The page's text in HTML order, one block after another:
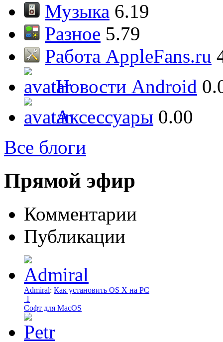
Музыка 6.19
Разное 5.79
Работа AppleFans.ru
Новости Android
Аксессуары 0.00
Все блоги
Прямой эфир
Комментарии
Публикации
Admiral: Как установить OS X на PC
1
Софт для MacOS